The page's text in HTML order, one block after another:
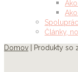
Články,
Domov | Produkty so